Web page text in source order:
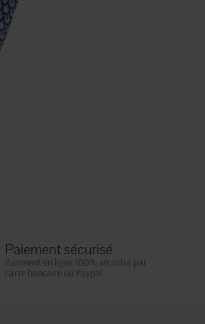
Paiement sécurisé
Paiement en ligne 100% sécurisé par
carte bancaire ou Paypal